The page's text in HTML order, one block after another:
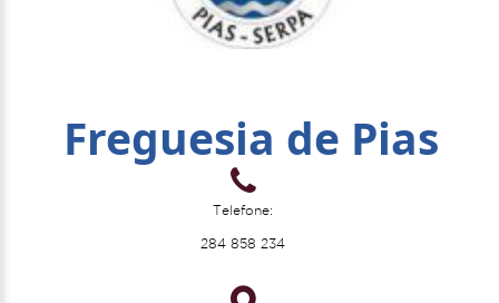
Freguesia de Pias
Telefone:
284 858 234